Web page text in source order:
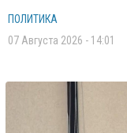
ПОЛИТИКА
07 Августа 2026 - 14:01